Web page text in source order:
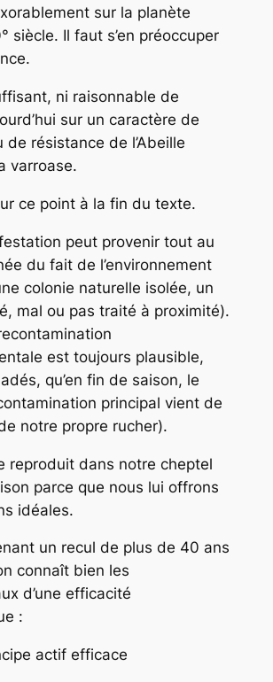
sur la planète
siècle. Il faut s’en préoccuper
ni raisonnable de
sur un caractère de
de résistance de l’Abeille
varroase.
ce point à la fin du texte.
peut provenir tout au
du fait de l’environnement
colonie naturelle isolée, un
mal ou pas traité à proximité).
est toujours plausible,
qu’en fin de saison, le
principal vient de
notre propre rucher).
reproduit dans notre cheptel
parce que nous lui offrons
idéales.
un recul de plus de 40 ans
connaît bien les
d’une efficacité
:
actif efficace